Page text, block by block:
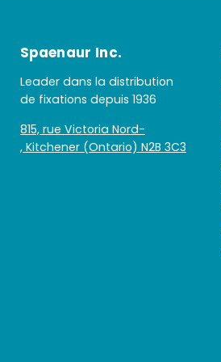
Spaenaur Inc.
Leader dans la distribution
de fixations depuis 1936
815, rue Victoria Nord-
, Kitchener (Ontario) N2B 3C3